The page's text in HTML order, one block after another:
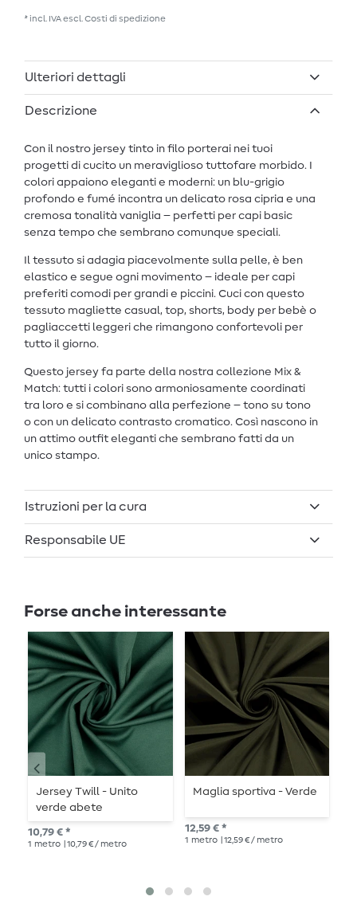
* incl. IVA escl. Costi di spedizione
Ulteriori dettagli
Descrizione
Con il nostro jersey tinto in filo porterai nei tuoi
progetti di cucito un meraviglioso tuttofare morbido. I
colori appaiono eleganti e moderni: un blu-grigio
profondo e fumé incontra un delicato rosa cipria e una
cremosa tonalità vaniglia – perfetti per capi basic
senza tempo che sembrano comunque speciali.
Il tessuto si adagia piacevolmente sulla pelle, è ben
elastico e segue ogni movimento – ideale per capi
preferiti comodi per grandi e piccini. Cuci con questo
tessuto magliette casual, top, shorts, body per bebè o
pagliaccetti leggeri che rimangono confortevoli per
tutto il giorno.
Questo jersey fa parte della nostra collezione Mix &
Match: tutti i colori sono armoniosamente coordinati
tra loro e si combinano alla perfezione – tono su tono
o con un delicato contrasto cromatico. Così nascono in
un attimo outfit eleganti che sembrano fatti da un
unico stampo.
Istruzioni per la cura
Responsabile UE
Forse anche interessante
Jersey Twill - Unito
verde abete
10,79 € *
1 metro | 10,79 € / metro
Maglia sportiva - Verde
12,59 € *
1 metro | 12,59 € / metro